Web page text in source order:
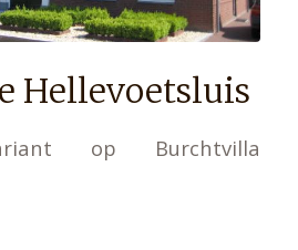
Hellevoetsluis
op Burchtvilla